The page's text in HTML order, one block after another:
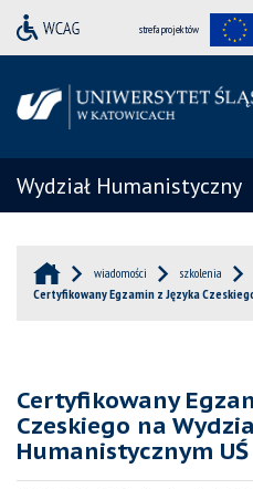
strefa projektów
Wydział Humanistyczny
wiadomości
szkolenia
Certyfikowany Egzamin z Języka
Certyfikowany
Czeskiego na
Humanistycznym UŚ